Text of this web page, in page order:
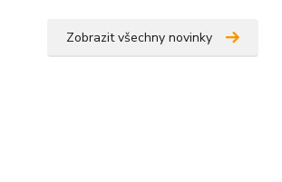
Zobrazit všechny novinky